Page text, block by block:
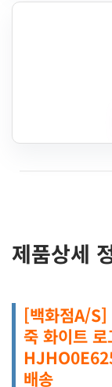
제품상세
[백화점A/S]
죽 화이트
배송